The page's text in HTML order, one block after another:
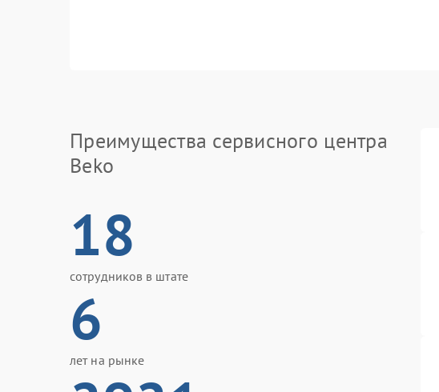
Преимущества сервисного центра
Beko
18
сотрудников в штате
6
лет на рынке